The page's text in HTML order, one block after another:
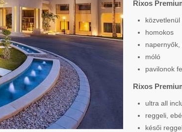
Rixos
homokos
móló
pavilonok
Rixos
ultra all
reggeli,
késői